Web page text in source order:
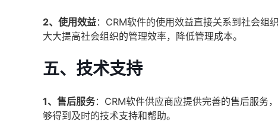
2、使用效益：CRM软件的使用效益直接关系到社会组
大大提高社会组织的管理效率，降低管理成本。
五、技术支持
1、售后服务：CRM软件供应商应提供完善的售后服务
够得到及时的技术支持和帮助。